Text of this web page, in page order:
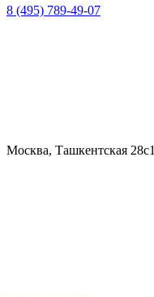
8 (495) 789-49-07
Москва, Ташкентская 28с1